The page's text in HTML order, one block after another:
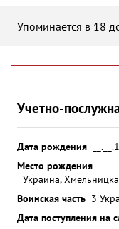
Упоминается в 18
Учетно-
Дата рождения
Место рождения
Украина,
Воинская часть 3
Дата поступления на